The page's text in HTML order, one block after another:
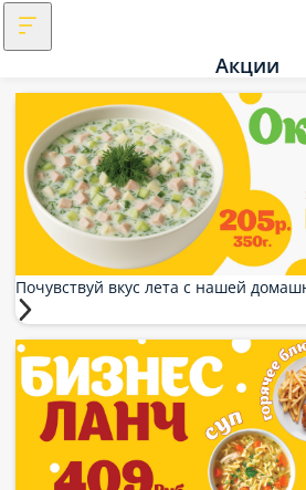
Акции
Почувствуй вкус лета с нашей